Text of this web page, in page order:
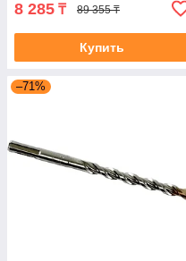
8 285 ₸ 89 355 ₸
Купить
–71%